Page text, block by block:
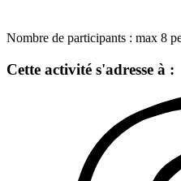
Nombre de participants : max 8
Cette activité s'adresse à :